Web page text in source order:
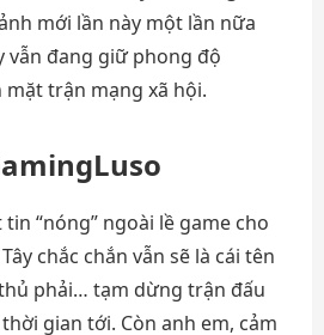
mới lần này một lần nữa
vẫn đang giữ phong độ
mặt trận mạng xã hội.
“nóng” ngoài lề game cho
chắc chắn vẫn sẽ là cái tên
phải… tạm dừng trận đấu
gian tới. Còn anh em, cảm